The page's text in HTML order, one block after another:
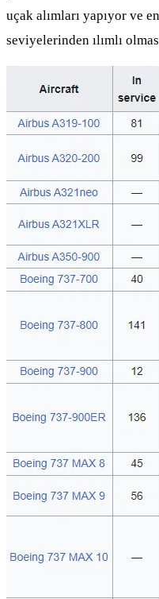
uçak alımları yapıyor ve
seviyelerinden ılımlı